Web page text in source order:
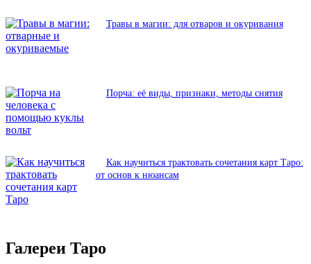
Травы в магии: для отваров и окуривания
Порча: её виды, признаки, методы снятия
Как научиться трактовать сочетания карт Таро:
от основ к нюансам
Галереи Таро